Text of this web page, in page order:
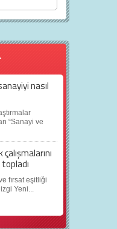
nasıl
“Sanayi ve
çalışmalarını
topladı
fırsat eşitliği
Yeni...